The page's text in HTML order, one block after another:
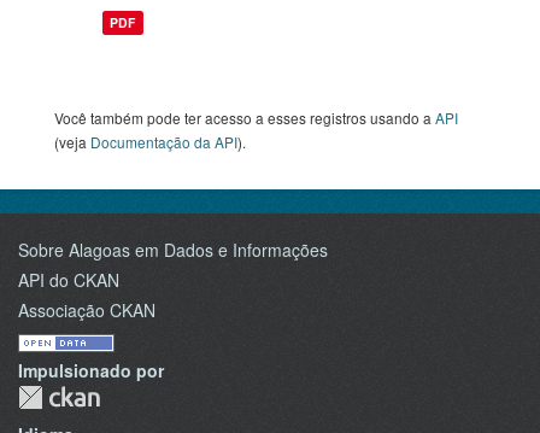
PDF
Você também pode ter acesso a esses registros usando a API
(veja Documentação da API).
Sobre Alagoas em Dados e Informações
API do CKAN
Associação CKAN
Impulsionado por